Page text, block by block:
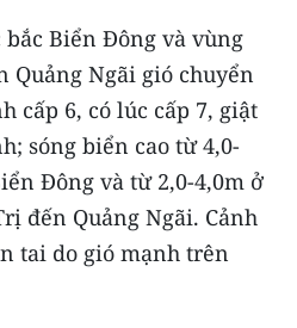
Bắc
Biển Đông và vùng
Quảng Ngãi gió chuyển
cấp 6, có lúc cấp 7, giật
sóng biển cao từ 4,0-
Đông và từ 2,0-4,0m ở
đến Quảng Ngãi. Cảnh
tai do gió mạnh trên